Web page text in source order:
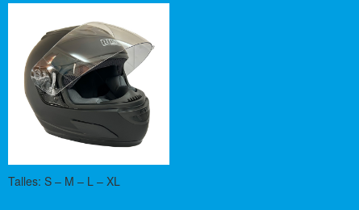
Talles: S – M – L – XL